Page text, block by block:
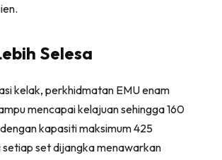
Selesa
kelak, perkhidmatan EMU enam
mencapai kelajuan sehingga 160
kapasiti maksimum 425
setiap set dijangka menawarkan